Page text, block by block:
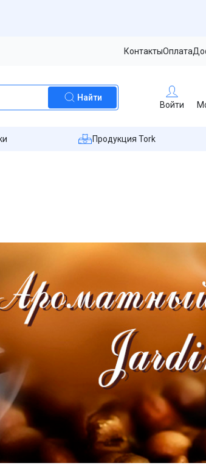
КонтактыОплата
Найти
Войти
Продукция Tork